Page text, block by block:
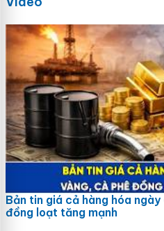
Bản tin giá cả hàng hóa
đồng loạt tăng mạnh